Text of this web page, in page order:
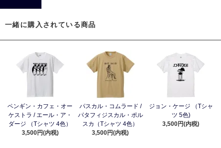
一緒に購入されている商品
ペンギン・カフェ・オー
ケストラ / エール・ア・
ダージ （Tシャツ 4色）
3,500円(内税)
パスカル・コムラード /
パタフィジスカル・ポル
スカ（Tシャツ 4色）
3,500円(内税)
ジョン・ケージ （Tシャ
ツ 5色)
3,500円(内税)